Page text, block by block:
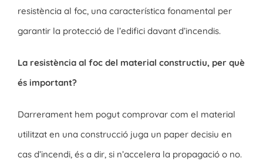
resistència al foc, una característica fonamental per
garantir la protecció de l’edifici davant d’incendis.
La resistència al foc del material constructiu, per què
és important?
Darrerament hem pogut comprovar com el material
utilitzat en una construcció juga un paper decisiu en
cas d’incendi, és a dir, si n’accelera la propagació o no.